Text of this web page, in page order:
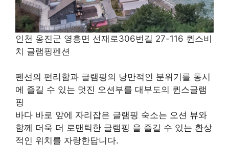
인천 옹진군 영흥면 선재로306번길 27-116 퀸스비
치 글램핑펜션
펜션의 편리함과 글램핑의 낭만적인 분위기를 동시
에 즐길 수 있는 멋진 오션부를 대부도의 퀸스글램
핑
바다 바로 앞에 자리잡은 글램핑 숙소는 오션 뷰와
함께 더욱 더 로맨틱한 글램핑 을 즐길 수 있는 환상
적인 위치를 자랑한답니다.